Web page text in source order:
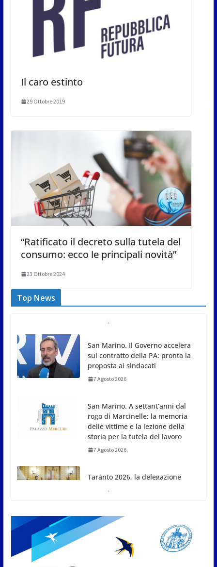
Il caro estinto
29 Ottobre 2019
“Ratificato il decreto sulla tutela del
consumo: ecco le principali novità”
23 Ottobre 2024
Top News
San Marino. Il Governo accelera
sul contratto della PA: pronta la
proposta ai sindacati
7 Agosto 2026
San Marino. A settant’anni dal
rogo di Marcinelle: la memoria
delle vittime e la lezione della
storia per la tutela del lavoro
7 Agosto 2026
Taranto 2026, la delegazione
portabandiera
7 Agosto 2026
L’Associazione Frontalieri Italia